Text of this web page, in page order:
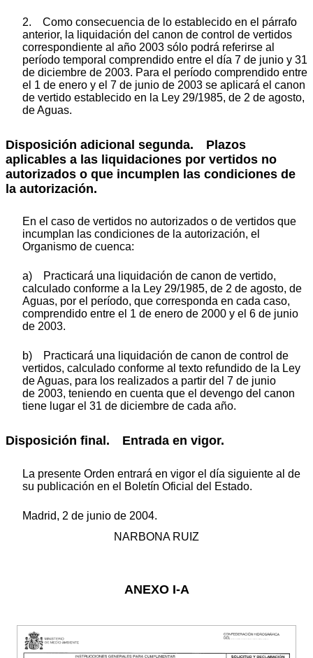
2. Como consecuencia de lo establecido en el párrafo
anterior, la liquidación del canon de control de vertidos
correspondiente al año 2003 sólo podrá referirse al
período temporal comprendido entre el día 7 de junio y 31
de diciembre de 2003. Para el período comprendido entre
el 1 de enero y el 7 de junio de 2003 se aplicará el canon
de vertido establecido en la Ley 29/1985, de 2 de agosto,
de Aguas.
Disposición adicional segunda. Plazos
aplicables a las liquidaciones por vertidos no
autorizados o que incumplen las condiciones de
la autorización.
En el caso de vertidos no autorizados o de vertidos que
incumplan las condiciones de la autorización, el
Organismo de cuenca:
a) Practicará una liquidación de canon de vertido,
calculado conforme a la Ley 29/1985, de 2 de agosto, de
Aguas, por el período, que corresponda en cada caso,
comprendido entre el 1 de enero de 2000 y el 6 de junio
de 2003.
b) Practicará una liquidación de canon de control de
vertidos, calculado conforme al texto refundido de la Ley
de Aguas, para los realizados a partir del 7 de junio
de 2003, teniendo en cuenta que el devengo del canon
tiene lugar el 31 de diciembre de cada año.
Disposición final. Entrada en vigor.
La presente Orden entrará en vigor el día siguiente al de
su publicación en el Boletín Oficial del Estado.
Madrid, 2 de junio de 2004.
NARBONA RUIZ
ANEXO I-A